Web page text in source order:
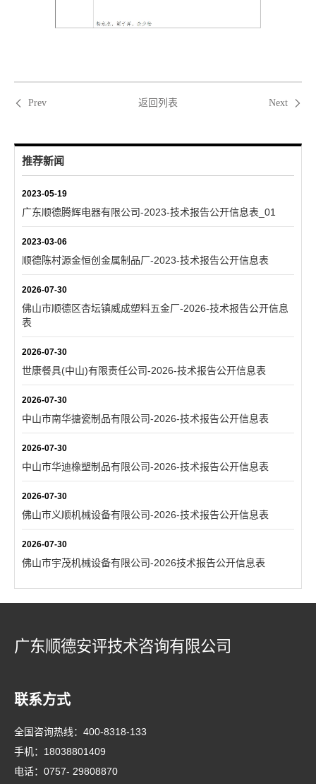
Prev 返回列表 Next
推荐新闻
2023-05-19
广东顺德腾辉电器有限公司-2023-技术报告公开信息表_01
2023-03-06
顺德陈村源金恒创金属制品厂-2023-技术报告公开信息表
2026-07-30
佛山市顺德区杏坛镇威成塑料五金厂-2026-技术报告公开信息
表
2026-07-30
世康餐具(中山)有限责任公司-2026-技术报告公开信息表
2026-07-30
中山市南华搪瓷制品有限公司-2026-技术报告公开信息表
2026-07-30
中山市华迪橡塑制品有限公司-2026-技术报告公开信息表
2026-07-30
佛山市义顺机械设备有限公司-2026-技术报告公开信息表
2026-07-30
佛山市宇茂机械设备有限公司-2026技术报告公开信息表
广东顺德安评技术咨询有限公司
联系方式
全国咨询热线： 400-8318-133
手机： 18038801409
电话： 0757- 29808870